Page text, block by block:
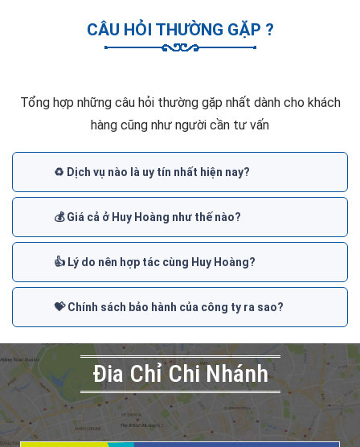
CÂU HỎI THƯỜNG GẶP ?
Tổng hợp những câu hỏi thường gặp nhất dành cho khách
hàng cũng như người cần tư vấn
♻️ Dịch vụ nào là uy tín nhất hiện nay?
💰 Giá cả ở Huy Hoàng như thế nào?
👍 Lý do nên hợp tác cùng Huy Hoàng?
💝 Chính sách bảo hành của công ty ra sao?
Đia Chỉ Chi Nhánh